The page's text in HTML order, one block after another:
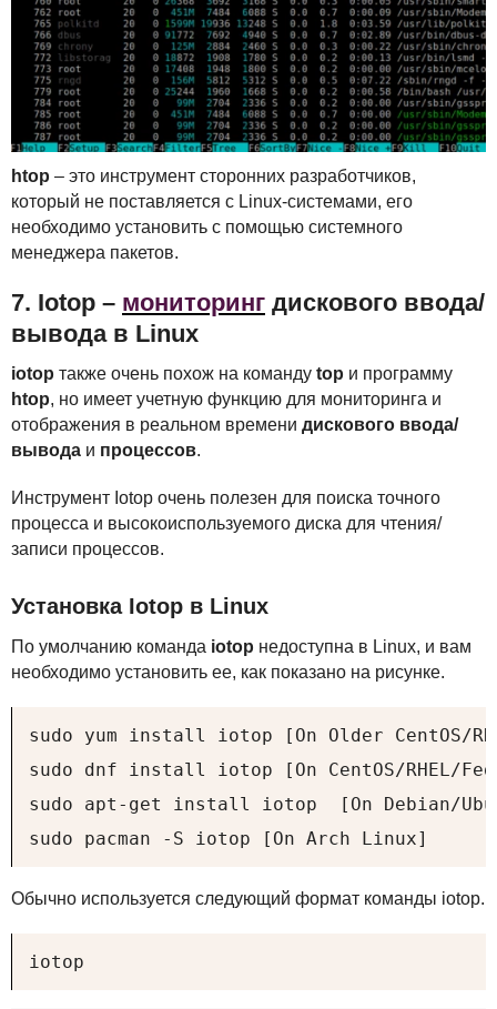
htop – это инструмент сторонних разработчиков,
который не поставляется с Linux-системами, его
необходимо установить с помощью системного
менеджера пакетов.
7. Iotop – мониторинг дискового ввода/
вывода в Linux
iotop также очень похож на команду top и программу
htop, но имеет учетную функцию для мониторинга и
отображения в реальном времени дискового ввода/
вывода и процессов.
Инструмент Iotop очень полезен для поиска точного
процесса и высокоиспользуемого диска для чтения/
записи процессов.
Установка Iotop в Linux
По умолчанию команда iotop недоступна в Linux, и вам
необходимо установить ее, как показано на рисунке.
sudo yum install iotop [On Older CentOS/
sudo dnf install iotop [On CentOS/RHEL/
sudo apt-get install iotop  [On Debian/
sudo pacman -S iotop [On Arch Linux]
Обычно используется следующий формат команды iotop.
iotop